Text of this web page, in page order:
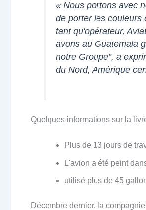
« Nous portons avec
de porter les couleurs
tant qu'opérateur,
avons au Guatemala
notre Groupe”, a
du Nord, Amérique
Quelques informations sur la
Plus de 13 jours de
L'avion a été peint
utilisé plus de 45
Décembre dernier, la